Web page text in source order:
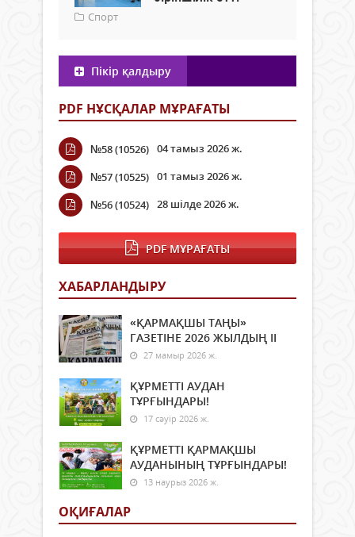
Спорт
Пікір қалдыру
PDF НҰСҚАЛАР МҰРАҒАТЫ
№58 (10526) 04 тамыз 2026 ж.
№57 (10525) 01 тамыз 2026 ж.
№56 (10524) 28 шілде 2026 ж.
PDF МҰРАҒАТЫ
ХАБАРЛАНДЫРУ
«ҚАРМАҚШЫ ТАҢЫ»
ГАЗЕТІНЕ 2026 ЖЫЛДЫҢ ІI
27 мамыр 2026 ж.
ҚҰРМЕТТІ АУДАН
ТҰРҒЫНДАРЫ!
17 сәуір 2026 ж.
ҚҰРМЕТТІ ҚАРМАҚШЫ
АУДАНЫНЫҢ ТҰРҒЫНДАРЫ!
13 наурыз 2026 ж.
ОҚИҒАЛАР